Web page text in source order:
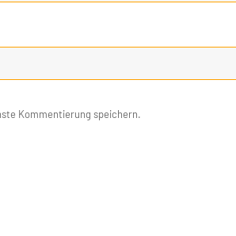
Kommentierung speichern.